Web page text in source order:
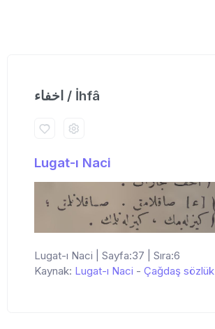
اخفاء / İhfâ
Lugat-ı Naci
Lugat-ı Naci | Sayfa:37 | Sıra:6
Kaynak: Lugat-ı Naci - Çağdaş sözlük